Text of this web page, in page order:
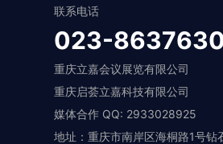
联系电话
023-
重庆立嘉会议展览有限公司
重庆启荟立嘉科技有限公司
媒体合作 QQ: 2933028925
地址：重庆市南岸区海桐路1号钻